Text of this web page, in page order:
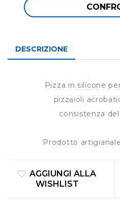
DESCRIZIONE
Pizza in silicone
pizzaioli
consistenza
Prodotto
AGGIUNGI ALLA
WISHLIST